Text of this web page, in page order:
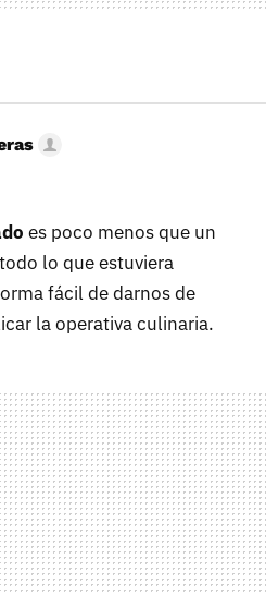
es poco menos que un
lo que estuviera
fácil de darnos de
la operativa culinaria.